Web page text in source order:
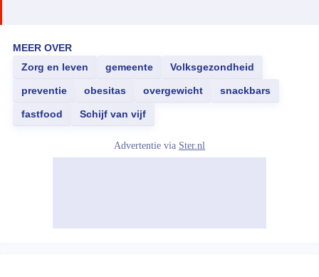
MEER OVER
Zorg en leven
gemeente Volksgezondheid
preventie obesitas overgewicht snackbars
fastfood Schijf van vijf
Advertentie via Ster.nl